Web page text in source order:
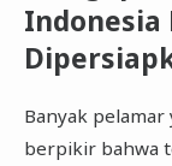
Banyak
berpikir bahwa